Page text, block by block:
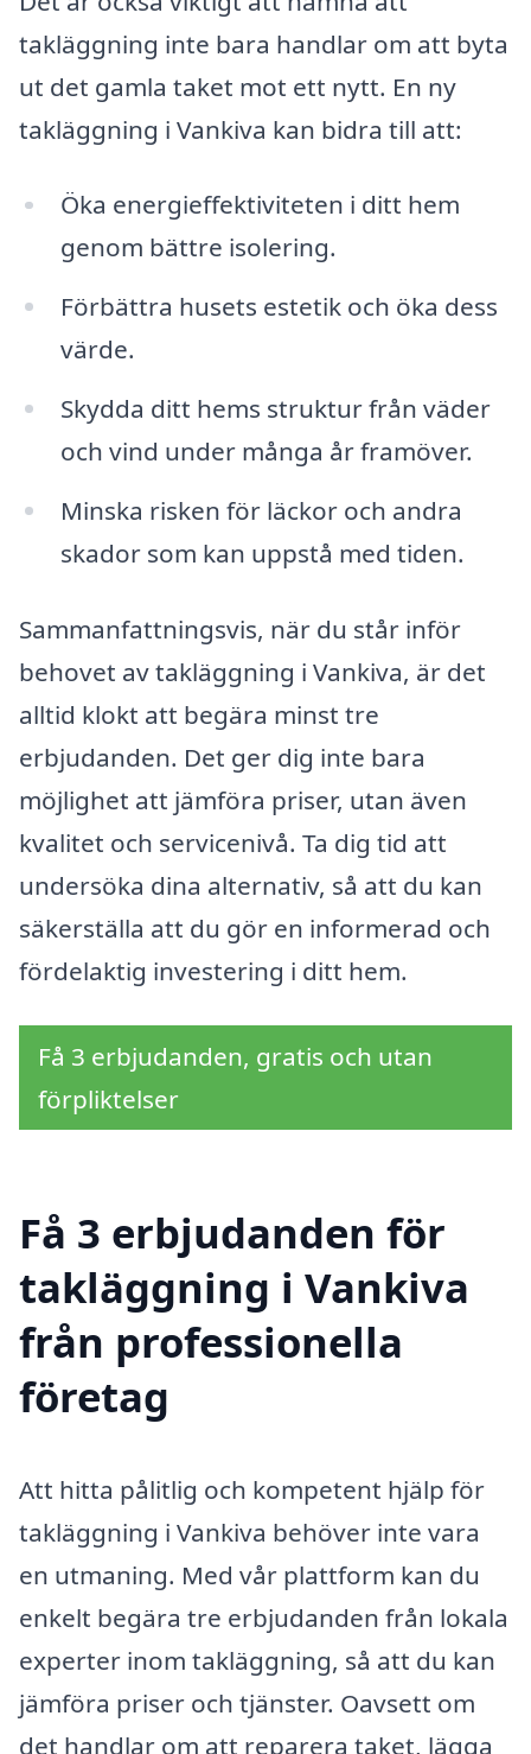
takläggning inte bara handlar om att byta
ut det gamla taket mot ett nytt. En ny
takläggning i Vankiva kan bidra till att:
Öka energieffektiviteten i ditt hem
genom bättre isolering.
Förbättra husets estetik och öka dess
värde.
Skydda ditt hems struktur från väder
och vind under många år framöver.
Minska risken för läckor och andra
skador som kan uppstå med tiden.
Sammanfattningsvis, när du står inför
behovet av takläggning i Vankiva, är det
alltid klokt att begära minst tre
erbjudanden. Det ger dig inte bara
möjlighet att jämföra priser, utan även
kvalitet och servicenivå. Ta dig tid att
undersöka dina alternativ, så att du kan
säkerställa att du gör en informerad och
fördelaktig investering i ditt hem.
Få 3 erbjudanden, gratis och utan
förpliktelser
Få 3 erbjudanden för
takläggning i Vankiva
från professionella
företag
Att hitta pålitlig och kompetent hjälp för
takläggning i Vankiva behöver inte vara
en utmaning. Med vår plattform kan du
enkelt begära tre erbjudanden från lokala
experter inom takläggning, så att du kan
jämföra priser och tjänster. Oavsett om
det handlar om att reparera taket, lägga